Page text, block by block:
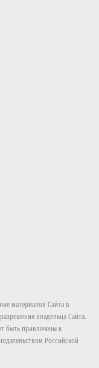
материалов Сайта в
владельца Сайта.
быть привлечены к
Российской